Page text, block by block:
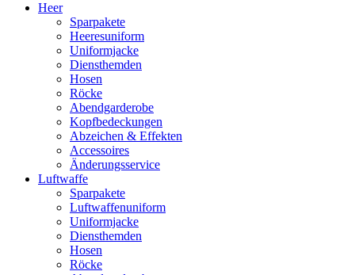
Heer
Sparpakete
Heeresuniform
Uniformjacke
Diensthemden
Hosen
Röcke
Abendgarderobe
Kopfbedeckungen
Abzeichen & Effekten
Accessoires
Änderungsservice
Luftwaffe
Sparpakete
Luftwaffenuniform
Uniformjacke
Diensthemden
Hosen
Röcke